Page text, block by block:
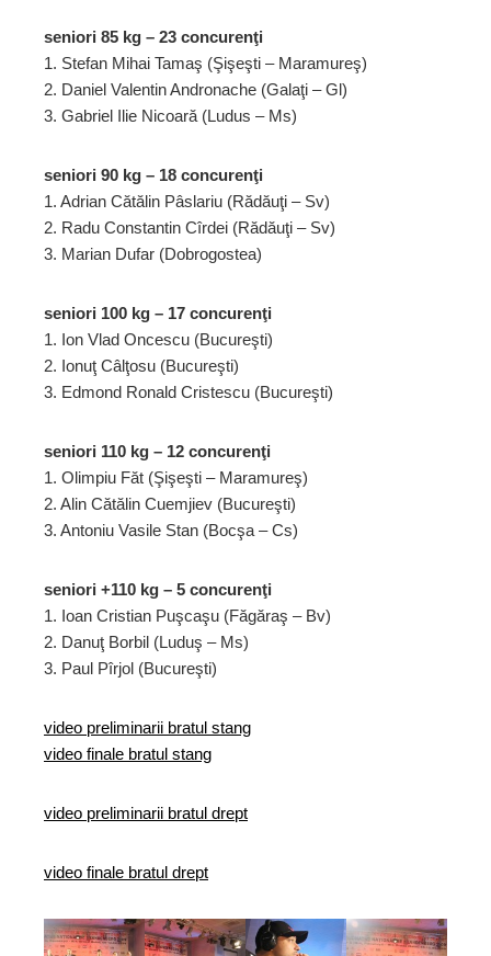
seniori 85 kg – 23 concurenţi
1. Stefan Mihai Tamaş (Şişeşti – Maramureş)
2. Daniel Valentin Andronache (Galaţi – Gl)
3. Gabriel Ilie Nicoară (Ludus – Ms)
seniori 90 kg – 18 concurenţi
1. Adrian Cătălin Pâslariu (Rădăuţi – Sv)
2. Radu Constantin Cîrdei (Rădăuţi – Sv)
3. Marian Dufar (Dobrogostea)
seniori 100 kg – 17 concurenţi
1. Ion Vlad Oncescu (Bucureşti)
2. Ionuţ Câlţosu (Bucureşti)
3. Edmond Ronald Cristescu (Bucureşti)
seniori 110 kg – 12 concurenţi
1. Olimpiu Făt (Şişeşti – Maramureş)
2. Alin Cătălin Cuemjiev (Bucureşti)
3. Antoniu Vasile Stan (Bocşa – Cs)
seniori +110 kg – 5 concurenţi
1. Ioan Cristian Puşcaşu (Făgăraş – Bv)
2. Danuţ Borbil (Luduş – Ms)
3. Paul Pîrjol (Bucureşti)
video preliminarii bratul stang
video finale bratul stang
video preliminarii bratul drept
video finale bratul drept